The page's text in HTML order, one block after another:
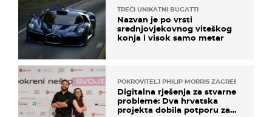
TREĆI UNIKATNI BUGATTI
Nazvan je po vrsti
srednjovjekovnog viteškog
konja i visok samo metar
POKROVITELJ PHILIP MORRIS ZAGREB
Digitalna rješenja za stvarne
probleme: Dva hrvatska
projekta dobila potporu za